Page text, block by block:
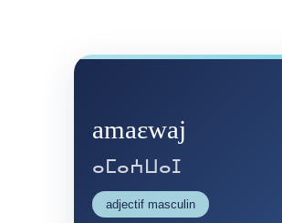
amaɛwaj
ⴰⵎⴰⵄⵡⴰⵊ
adjectif masculin